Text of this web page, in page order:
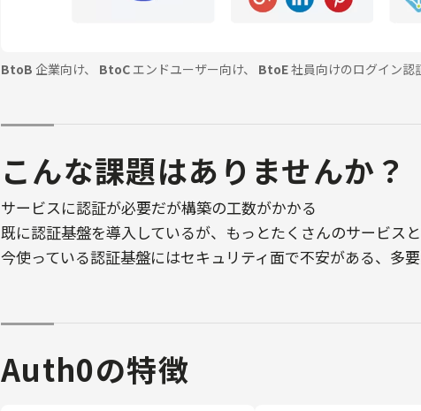
BtoB 企業向け、 BtoCエンドユーザー向け、 BtoE社員向けのログイン認
こんな課題はありませんか？
サービスに認証が必要だが構築の工数がかかる
既に認証基盤を導入しているが、もっとたくさんのサービス
今使っている認証基盤にはセキュリティ面で不安がある、多
Auth0の特徴